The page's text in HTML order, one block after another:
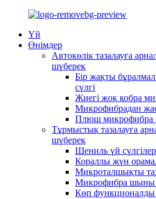
Үй
Өнімдер
Автокөлік тазалауға
шүберек
Бір жақты
сүлгі
Жиегі жоқ кобра
Микрофибрадан
Плюш микрофибра
Тұрмыстық тазалауға
шүберек
Шениль үй
Кораллы жүн
Микроталшықты
Микрофибра шыны
Көп функционалды